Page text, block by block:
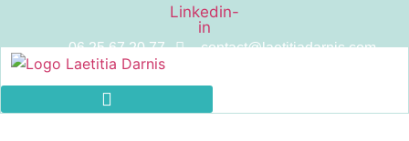
contenu
Linkedin-
in
06 25 67 20 77 contact@laetitiadarnis.com